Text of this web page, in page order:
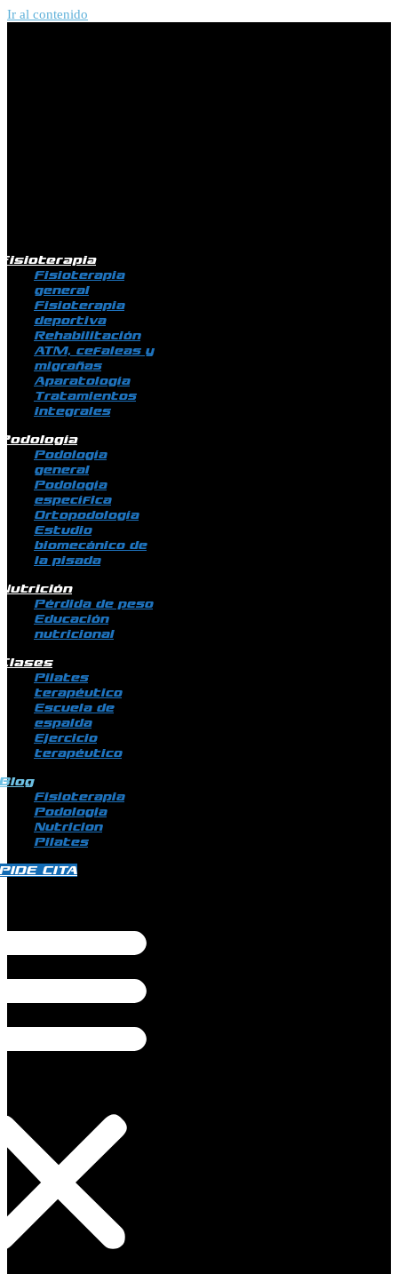
Ir al contenido
Fisioterapia
general
Fisioterapia
deportiva
Rehabilitación
ATM, cefaleas y
migrañas
Aparatología
Tratamientos
integrales
Podología
general
Podología
específica
Ortopodología
Estudio
biomecánico de
la pisada
Pérdida de peso
Educación
nutricional
Pilates
terapéutico
Escuela de
espalda
Ejercicio
terapéutico
Fisioterapia
Podologia
Nutricion
Pilates
CITA